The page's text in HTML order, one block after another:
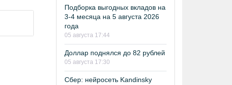
Подборка выгодных вкладов на
3-4 месяца на 5 августа 2026
года
05 августа 17:44
Доллар поднялся до 82 рублей
05 августа 17:30
Сбер: нейросеть Kandinsky